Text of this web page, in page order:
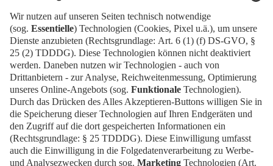
Es gibt schon einige smarte Städte und
Regionen.
Aber es soll noch mehr Orte wie diese geben.
Denn Technik kann vielen Menschen im Alltag
helfen.